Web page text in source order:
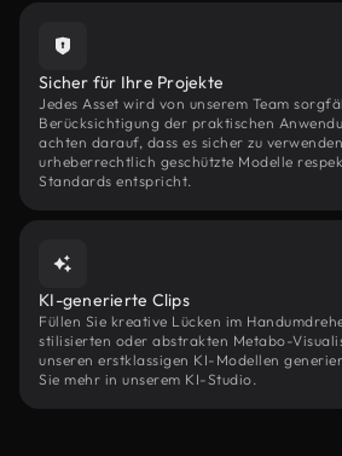
Sicher für Ihre Projekte
Jedes Asset wird von unserem Team
Berücksichtigung der praktischen
achten darauf, dass es sicher zu
urheberrechtlich geschützte Modelle
Standards entspricht.
KI-generierte Clips
Füllen Sie kreative Lücken im
stilisierten oder abstrakten Metabo-
unseren erstklassigen KI-Modellen
Sie mehr in unserem KI-Studio.